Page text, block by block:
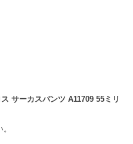
サーカスパンツ A11709 55ミリ